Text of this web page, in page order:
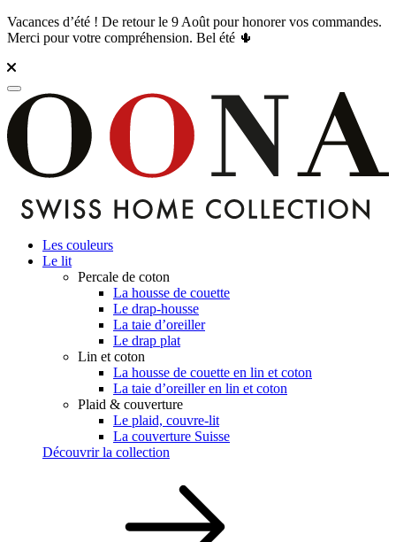
Vacances d’été ! De retour le 9 Août pour honorer vos commandes.
Merci pour votre compréhension. Bel été 🌵
Les couleurs
Le lit
Percale de coton
La housse de couette
Le drap-housse
La taie d’oreiller
Le drap plat
Lin et coton
La housse de couette en lin et coton
La taie d’oreiller en lin et coton
Plaid & couverture
Le plaid, couvre-lit
La couverture Suisse
Découvrir la collection